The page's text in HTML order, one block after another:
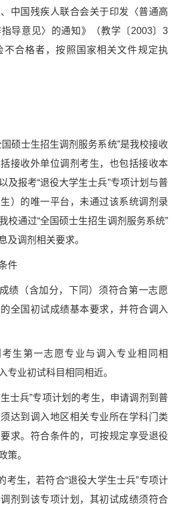
中国残疾人联合会关于印发〈普通高
导意见〉的通知》（教学〔2003〕3
不合格者，按照国家相关文件规定执
硕士生招生调剂服务系统”是我校接收
接收外单位调剂考生，也包括接收本
及报考“退役大学生士兵”专项计划与普
）的唯一平台，未通过该系统调剂录
校通过“全国硕士生招生调剂服务系统”
及调剂相关要求。
件
绩（含加分，下同）须符合第一志愿
全国初试成绩基本要求，并符合调入
生第一志愿专业与调入专业相同相
专业初试科目相同相近。
士兵”专项计划的考生，申请调剂到普
达到调入地区相关专业所在学科门类
求。符合条件的，可按规定享受退役
策。
考生，若符合“退役大学生士兵”专项计
剂到该专项计划，其初试成绩须符合